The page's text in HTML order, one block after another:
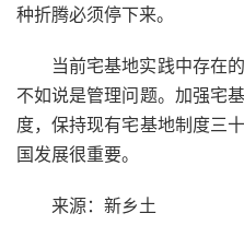
种折腾必须停下来。
当前宅基地实践中存在
不如说是管理问题。加强宅
度，保持现有宅基地制度三
国发展很重要。
来源：新乡土